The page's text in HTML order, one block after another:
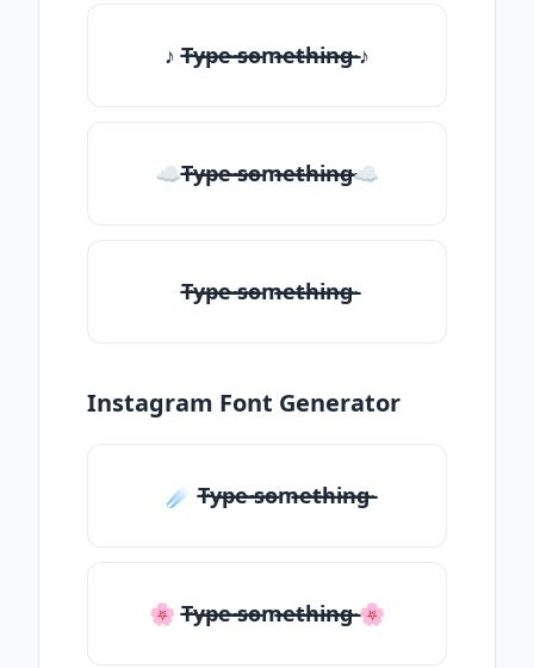
♪ T̶̴y̶̴p̶̴e̶̴ ̶̴s̶̴o̶̴m̶̴e̶̴t̶̴h̶̴i̶̴n̶̴g̶̴ ♪
☁T̶̴y̶̴p̶̴e̶̴ ̶̴s̶̴o̶̴m̶̴e̶̴t̶̴h̶̴i̶̴n̶̴g̶̴☁
T̶̴y̶̴p̶̴e̶̴ ̶̴s̶̴o̶̴m̶̴e̶̴t̶̴h̶̴i̶̴n̶̴g̶̴
Instagram Font Generator
☄️ T̶̴y̶̴p̶̴e̶̴ ̶̴s̶̴o̶̴m̶̴e̶̴t̶̴h̶̴i̶̴n̶̴g̶̴
🌸 T̶̴y̶̴p̶̴e̶̴ ̶̴s̶̴o̶̴m̶̴e̶̴t̶̴h̶̴i̶̴n̶̴g̶̴ 🌸